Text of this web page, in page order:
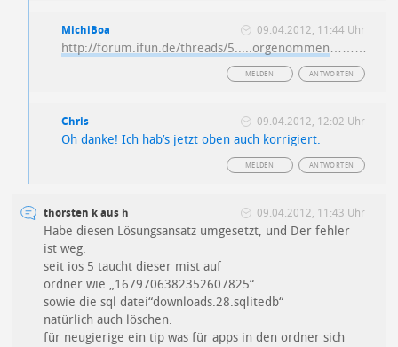
MichiBoa 09.04.2012, 11:44 Uhr
http://forum.ifun.de/threads/5.....orgenommen………
ANTWORTEN
MELDEN
Chris 09.04.2012, 12:02 Uhr
Oh danke! Ich hab’s jetzt oben auch korrigiert.
ANTWORTEN
MELDEN
thorsten k aus h 09.04.2012, 11:43 Uhr
Habe diesen Lösungsansatz umgesetzt, und Der fehler
ist weg.
seit ios 5 taucht dieser mist auf
ordner wie „1679706382352607825“
sowie die sql datei“downloads.28.sqlitedb“
natürlich auch löschen.
für neugierige ein tip was für apps in den ordner sich